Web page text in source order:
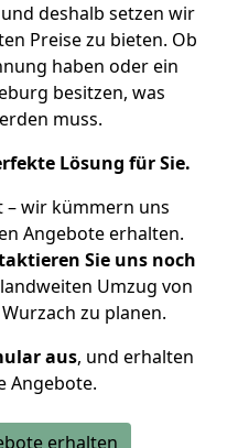
deshalb setzen wir
Preise zu bieten. Ob
haben oder ein
besitzen, was
muss.
Lösung für Sie.
– wir kümmern uns
Angebote erhalten.
Sie uns noch
Umzug von
zu planen.
aus, und erhalten
Angebote.
erhalten